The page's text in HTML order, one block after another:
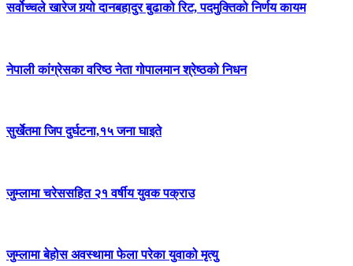
सर्वोच्चले खारेज गर्‍यो दानबहादुर बुढाको रिट, पदमुक्तिको निर्णय कायम
नेपाली कांग्रेसका वरिष्ठ नेता गोपालमान श्रेष्ठको निधन
सुर्खेतमा जिप दुर्घटना,१५ जना घाइते
जुम्लामा चरेससहित २१ वर्षीय युवक पक्राउ
जुम्लामा बेहोस अवस्थामा फेला परेका युवाको मृत्यु